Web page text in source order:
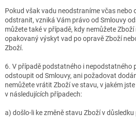
Pokud však vadu neodstraníme včas nebo
odstranit, vzniká Vám právo od Smlouvy
můžete také v případě, kdy nemůžete
opakovaný výskyt vad po opravě Zboží
Zboží.
6. V případě podstatného i nepodstatného
odstoupit od Smlouvy, ani požadovat
nemůžete vrátit Zboží ve stavu, v jakém
v následujících případech:
a) došlo-li ke změně stavu Zboží v